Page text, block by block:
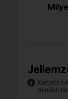
Kattints
minden